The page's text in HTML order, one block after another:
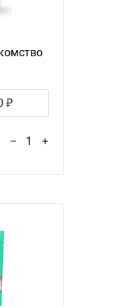
₽
– 1 +